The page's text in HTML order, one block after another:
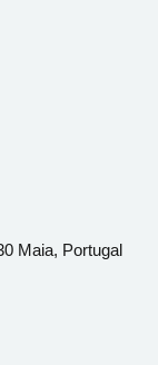
Maia, Portugal